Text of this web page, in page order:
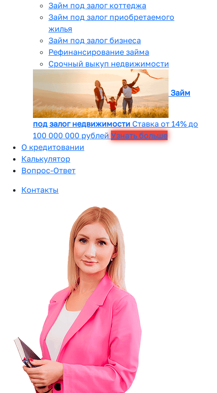
Займ под залог коттеджа
Займ под залог приобретаемого
жилья
Займ под залог бизнеса
Рефинансирование займа
Срочный выкуп недвижимости
Займ
под залог недвижимости Ставка от 14% до
100 000 000 рублей Узнать больше
О кредитовании
Калькулятор
Вопрос-Ответ
Контакты